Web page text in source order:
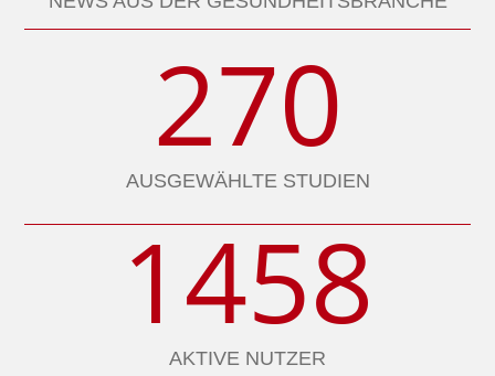
270
AUSGEWÄHLTE STUDIEN
1458
AKTIVE NUTZER